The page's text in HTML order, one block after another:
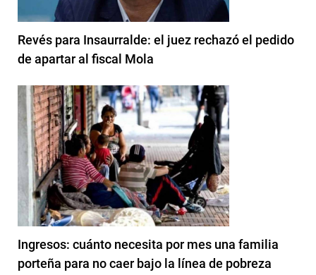
Revés para Insaurralde: el juez rechazó el pedido
de apartar al fiscal Mola
Ingresos: cuánto necesita por mes una familia
porteña para no caer bajo la línea de pobreza